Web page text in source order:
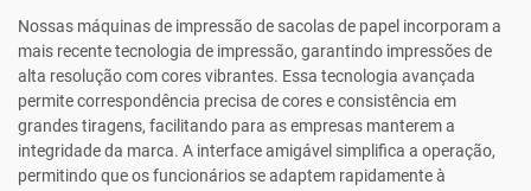
Nossas máquinas de impressão de sacolas de papel incorporam a
mais recente tecnologia de impressão, garantindo impressões de
alta resolução com cores vibrantes. Essa tecnologia avançada
permite correspondência precisa de cores e consistência em
grandes tiragens, facilitando para as empresas manterem a
integridade da marca. A interface amigável simplifica a operação,
permitindo que os funcionários se adaptem rapidamente à